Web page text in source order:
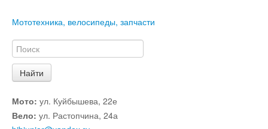
Мототехника, велосипеды, запчасти
Мото: ул. Куйбышева, 22е
Вело: ул. Растопчина, 24а